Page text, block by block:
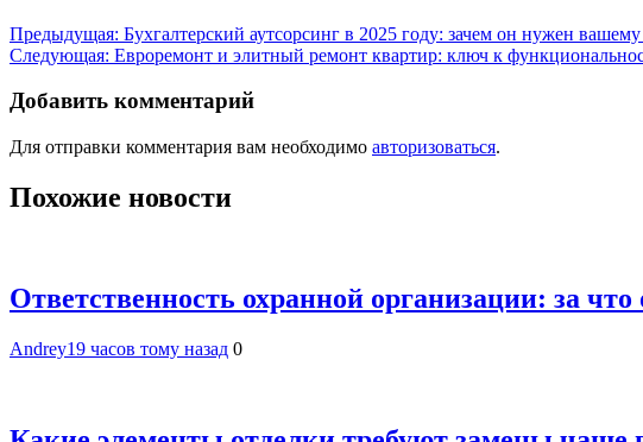
Предыдущая: Бухгалтерский аутсорсинг в 2025 году: зачем он нужен
Следующая: Евро­ремонт и элитный ремонт квартир: ключ к
Добавить комментарий
Для отправки комментария вам необходимо авторизоваться.
Похожие новости
Ответственность охранной организации: за
Andrey19 часов тому назад 0